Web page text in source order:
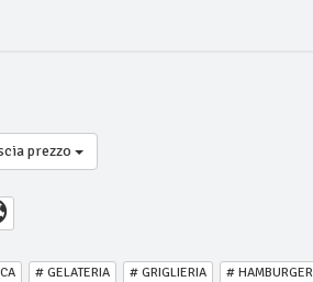
prezzo
# GELATERIA # GRIGLIERIA # HAMBURGER